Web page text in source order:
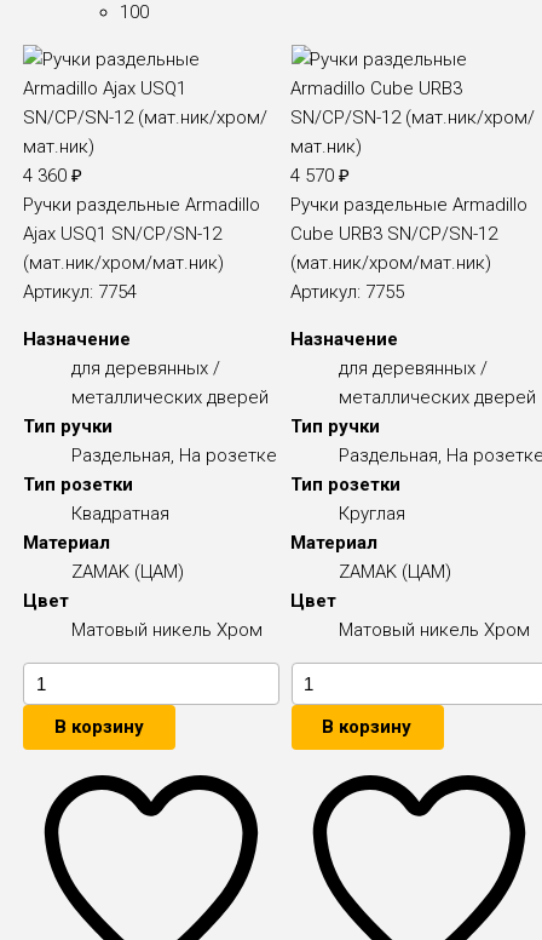
100
4 360₽
Ручки раздельные Armadillo
Ajax USQ1 SN/CP/SN-12
(мат.ник/хром/мат.ник)
Артикул: 7754
Назначение
для деревянных /
металлических дверей
Тип ручки
Раздельная, На розетке
Тип розетки
Квадратная
Материал
ZAMAK (ЦАМ)
Цвет
Матовый никель Хром
В корзину
4 570₽
Ручки раздельные Armadillo
Cube URB3 SN/CP/SN-12
(мат.ник/хром/мат.ник)
Артикул: 7755
Назначение
для деревянных /
металлических дверей
Тип ручки
Раздельная, На
Тип розетки
Круглая
Материал
ZAMAK (ЦАМ)
Цвет
Матовый никель Хром
В корзину